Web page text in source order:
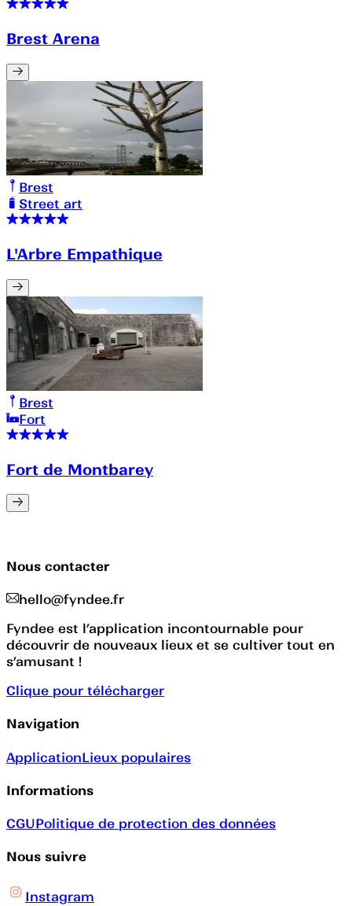
Brest Arena
Brest
Street art
L'Arbre Empathique
Brest
Fort
Fort de Montbarey
Nous contacter
hello@fyndee.fr
Fyndee est l’application incontournable pour
découvrir de nouveaux lieux et se cultiver tout en
s’amusant !
Clique pour télécharger
Navigation
ApplicationLieux populaires
Informations
CGUPolitique de protection des données
Nous suivre
Instagram